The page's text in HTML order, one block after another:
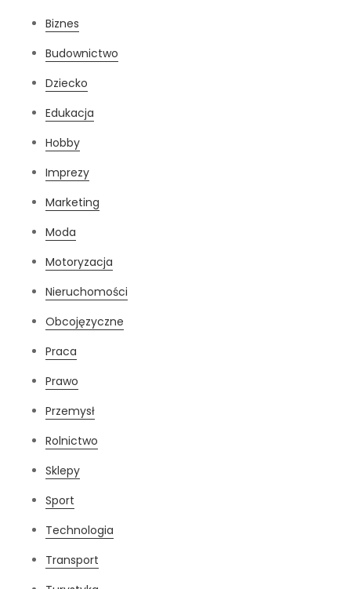
Biznes
Budownictwo
Dziecko
Edukacja
Hobby
Imprezy
Marketing
Moda
Motoryzacja
Nieruchomości
Obcojęzyczne
Praca
Prawo
Przemysł
Rolnictwo
Sklepy
Sport
Technologia
Transport